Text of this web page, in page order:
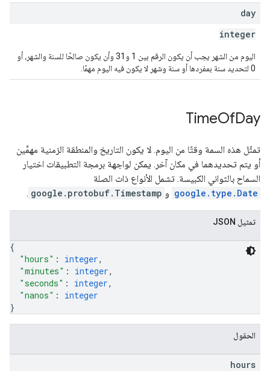
day
integer
اليوم من الشهر يجب أن يكون الرقم بين 1 و31 وأن يكون صالحًا للسنة والشهر، أو
0 لتحديد سنة بمفردها أو سنة وشهر لا يكون فيه اليوم مهمًا.
TimeOfDay
تمثّل هذه السمة وقتًا من اليوم. لا يكون التاريخ والمنطقة الزمنية مهمَّين
أو يتم تحديدهما في مكان آخر. يمكن لواجهة برمجة التطبيقات اختيار
السماح بالثواني الكبيسة. تشمل الأنواع ذات الصلة
google.type.Date و google.protobuf.Timestamp
.
تمثيل JSON
{
"hours" : integer,
"minutes" : integer,
"seconds" : integer,
"nanos" : integer
}
الحقول
hours